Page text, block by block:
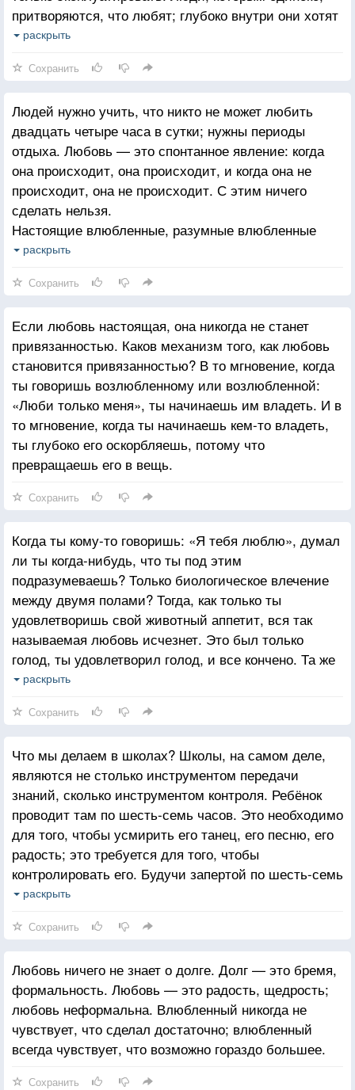
притворяются, что любят; глубоко внутри они хотят
получить любовь. Они не хотят давать, им нечего
и оставаться радостным, так полон любви, что
может ею поделиться. Он может поделиться ею и с
незнакомыми людьми.
раскрыть
Сохранить
Людей нужно учить, что никто не может любить
двадцать четыре часа в сутки; нужны периоды
отдыха. Любовь — это спонтанное явление: когда
она происходит, она происходит, и когда она не
происходит, она не происходит. С этим ничего
сделать нельзя.
Настоящие влюбленные, разумные влюбленные
позволят друг другу осознать это явление: «Когда
тебя. Фактически именно благодаря твоей любви
для меня стало возможным одиночество». И если
твоя женщина хочет остаться одна на ночь, на
несколько дней, ты не будешь чувствовать обиды.
Ты не скажешь, что тебя отвергли, что твою любовь
не приняли и не приветствовали. Ты будешь
уважать ее решение несколько дней быть одной.
раскрыть
Сохранить
Если любовь настоящая, она никогда не станет
привязанностью. Каков механизм того, как любовь
становится привязанностью? В то мгновение, когда
ты говоришь возлюбленному или возлюбленной:
«Люби только меня», ты начинаешь им владеть. И в
то мгновение, когда ты начинаешь кем-то владеть,
ты глубоко его оскорбляешь, потому что
превращаешь его в вещь.
Сохранить
Когда ты кому-то говоришь: «Я тебя люблю», думал
ли ты когда-нибудь, что ты под этим
подразумеваешь? Только биологическое влечение
между двумя полами? Тогда, как только ты
удовлетворишь свой животный аппетит, вся так
называемая любовь исчезнет. Это был только
голод, ты удовлетворил голод, и все кончено. Та же
самая женщина, которая казалась самой красивой
как Александр Великий, — ты начинаешь думать
о том, как избавиться от этого парня!
раскрыть
Сохранить
Что мы делаем в школах? Школы, на самом деле,
являются не столько инструментом передачи
знаний, сколько инструментом контроля. Ребёнок
проводит там по шесть-семь часов. Это необходимо
для того, чтобы усмирить его танец, его песню, его
радость; это требуется для того, чтобы
контролировать его. Будучи запертой по шесть-семь
часов ежедневно в почти тюремной атмосфере,
подавленным, будто замороженным. Энергия
больше не течёт, не бьёт ключом, жизнь ребёнка
сводится к минимуму — и это мы называем
сдержанностью. Он никогда не живёт полной
жизнью.
раскрыть
Сохранить
Любовь ничего не знает о долге. Долг — это бремя,
формальность. Любовь — это радость, щедрость;
любовь неформальна. Влюбленный никогда не
чувствует, что сделал достаточно; влюбленный
всегда чувствует, что возможно гораздо большее.
Сохранить